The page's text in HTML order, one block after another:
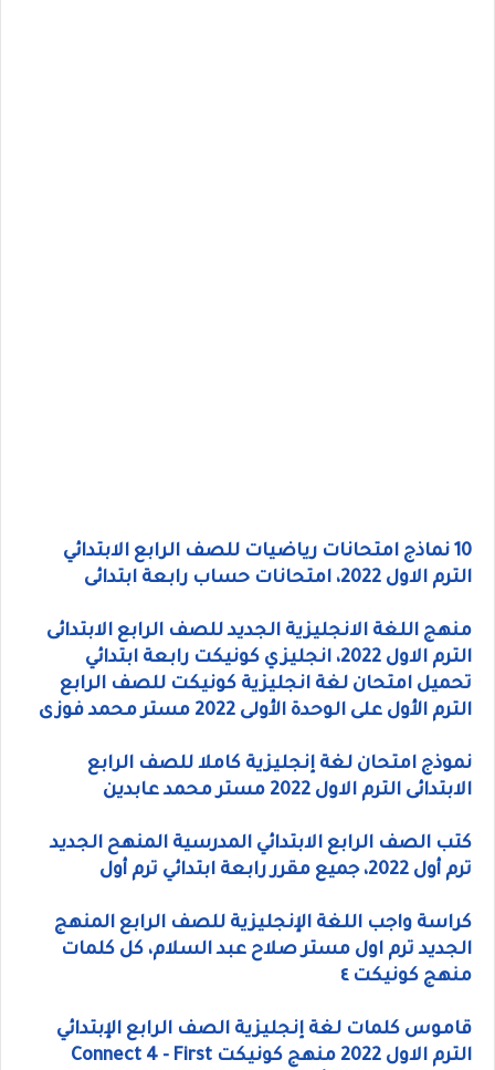
10 نماذج امتحانات رياضيات للصف الرابع الابتدائي
الترم الاول 2022، امتحانات حساب رابعة ابتدائى
منهج اللغة الانجليزية الجديد للصف الرابع الابتدائى
الترم الاول 2022، انجليزي كونيكت رابعة ابتدائي
تحميل امتحان لغة انجليزية كونيكت للصف الرابع
الترم الأول على الوحدة الأولى 2022 مستر محمد فوزى
نموذج امتحان لغة إنجليزية كاملا للصف الرابع
الابتدائى الترم الاول 2022 مستر محمد عابدين
كتب الصف الرابع الابتدائي المدرسية المنهح الجديد
ترم أول 2022، جميع مقرر رابعة ابتدائي ترم أول
كراسة واجب اللغة الإنجليزية للصف الرابع المنهج
الجديد ترم اول مستر صلاح عبد السلام، كل كلمات
منهج كونيكت ٤
قاموس كلمات لغة إنجليزية الصف الرابع الإبتدائي
الترم الاول 2022 منهج كونيكت Connect 4 - First